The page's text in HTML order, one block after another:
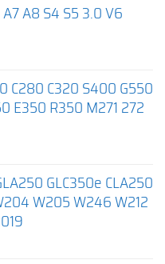
A8 S4 S5 3.0 V6
C280 C320 S400 G550
E350 R350 M271 272
GLC350e CLA250
W205 W246 W212